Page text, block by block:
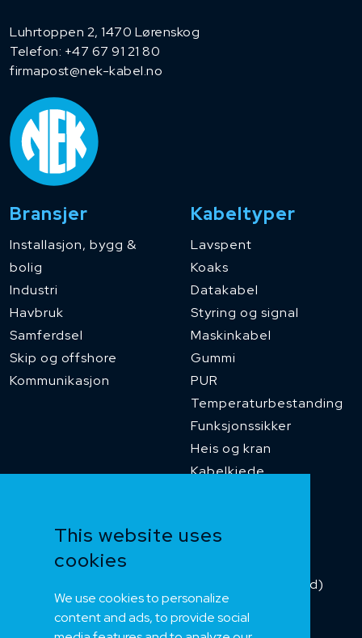
This website uses
cookies
We use cookies to personalize
content and ads, to provide social
Luhrtoppen 2, 1470 Lørenskog
Telefon: +47 67 91 21 80
firmapost@nek-kabel.no
Bransjer
Installasjon, bygg &
bolig
Industri
Havbruk
Samferdsel
Skip og offshore
Kommunikasjon
Kabeltyper
Lavspent
Koaks
Datakabel
Styring og signal
Maskinkabel
Gummi
PUR
Temperaturbestanding
Funksjonssikker
Heis og kran
Kabelkjede
Fiber
Kombikabel (Hybrid)
DNV sertifisert
Tilbehør